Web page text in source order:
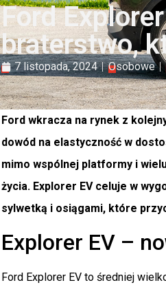
Ford
braterstwo,
7 listopada, 2024 Osobowe
Ford wkracza na rynek z
dowód na elastyczność w
mimo wspólnej platformy i
życia. Explorer EV celuje w
sylwetką i osiągami, które
Explorer EV –
Ford Explorer EV to średniej